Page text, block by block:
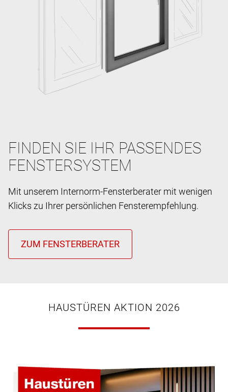
FINDEN SIE IHR PASSENDES
FENSTERSYSTEM
Mit unserem Internorm-Fensterberater mit wenigen
Klicks zu Ihrer persönlichen Fensterempfehlung.
HAUSTÜREN AKTION 2026